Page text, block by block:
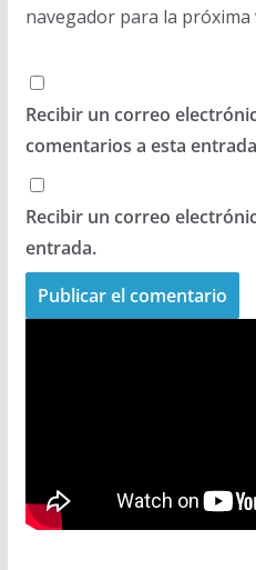
navegador para la próxima
Recibir un correo
comentarios a esta
Recibir un correo
entrada.